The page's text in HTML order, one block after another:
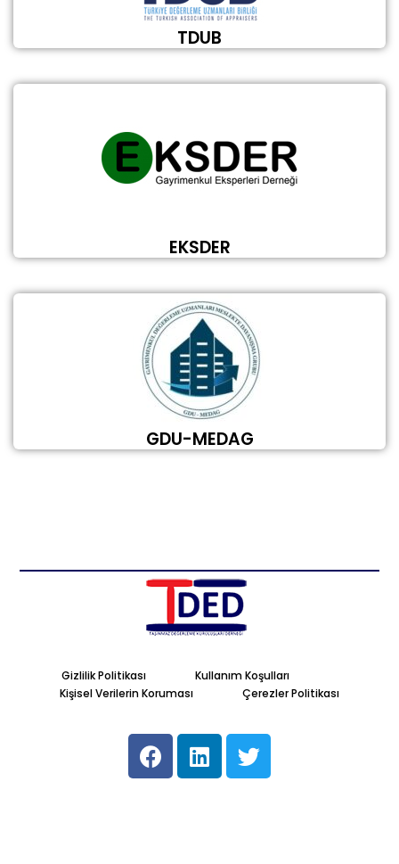
TDUB
EKSDER
GDU-MEDAG
Gizlilik Politikası
Kullanım Koşulları
Kişisel Verilerin Koruması
Çerezler Politikası